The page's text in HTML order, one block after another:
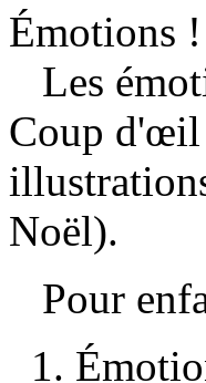
Émotions
Les
Coup
Noël).
Pour
1.